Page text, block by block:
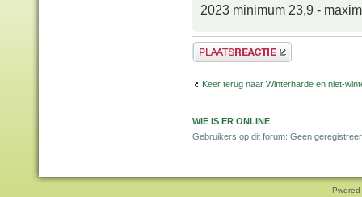
2023 minimum 23,9 -
Plaats een reactie
Keer terug naar Winterharde en niet-
WIE IS ER ONLINE
Gebruikers op dit forum: Geen